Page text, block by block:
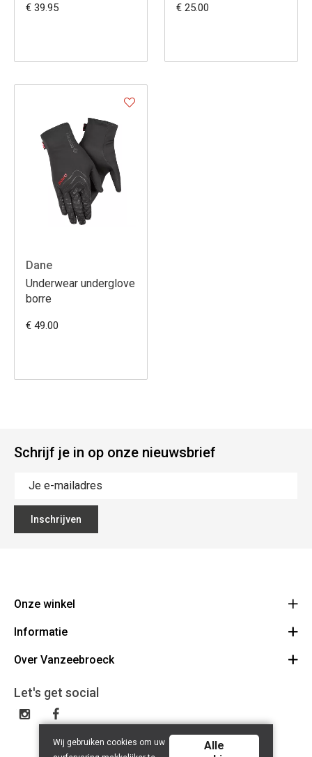
€ 39.95 € 25.00
Dane
Underwear underglove
borre
€ 49.00
Schrijf je in op onze nieuwsbrief
Inschrijven
Onze winkel
Vanzeebroeck Motors
1600 Sint-Pieters-Leeuw
023316022
BE0425198510
Informatie
Bestelling annuleren
Algemene voorwaarden
Disclaimer
Privacy policy
Over Vanzeebroeck
Cadeaubon
Verzenden & Retourneren
Let's get social
Wij gebruiken cookies om uw
Alle